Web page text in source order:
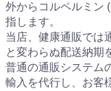
外からコルペルミン
指します。
当店、健康通販では
と変わらぬ配送納期
普通の通販システム
輸入を代行し、お客